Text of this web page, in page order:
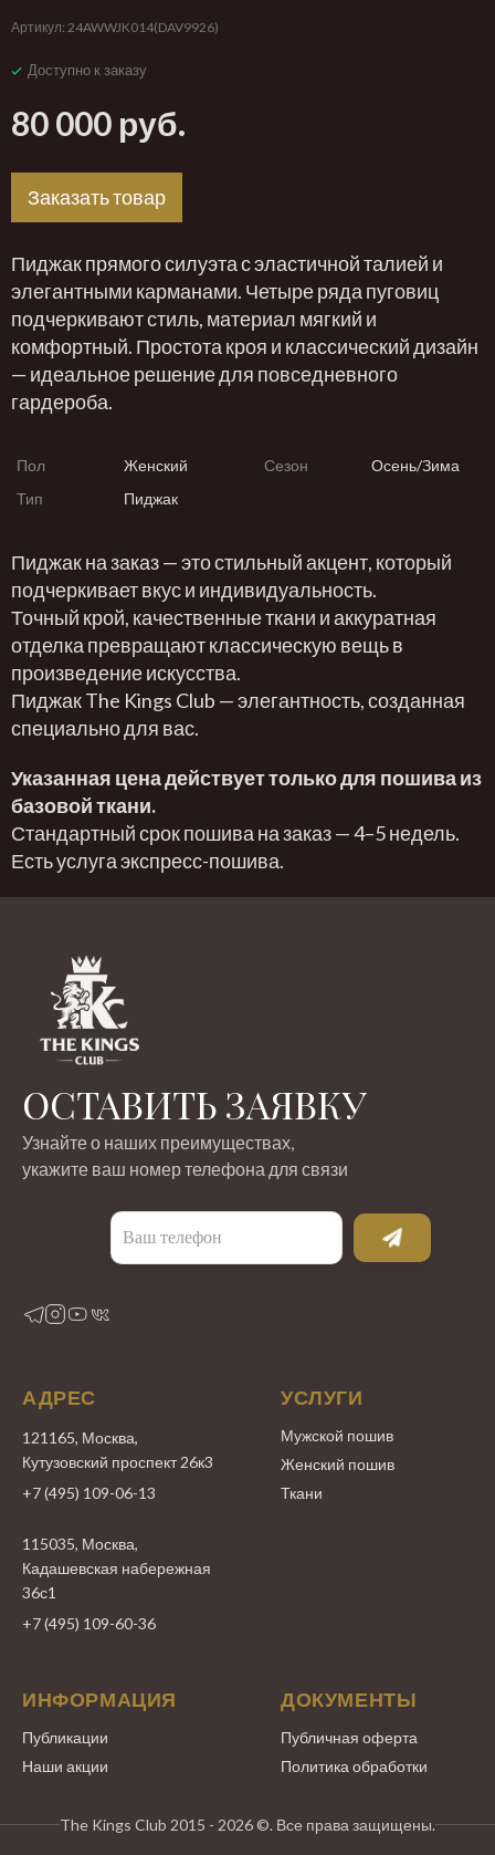
Артикул: 24AWWJK014(DAV9926)
Доступно к заказу
80 000 руб.
Заказать товар
Пиджак прямого силуэта с эластичной талией и
элегантными карманами. Четыре ряда пуговиц
подчеркивают стиль, материал мягкий и
комфортный. Простота кроя и классический дизайн
— идеальное решение для повседневного
гардероба.
Пол Женский Сезон
Осень/Зима
Тип
Пиджак
Пиджак на заказ — это стильный акцент, который
подчеркивает вкус и индивидуальность.
Точный крой, качественные ткани и аккуратная
отделка превращают классическую вещь в
произведение искусства.
Пиджак The Kings Club — элегантность, созданная
специально для вас.
Указанная цена действует только для пошива из
базовой ткани.
Стандартный срок пошива на заказ — 4–5 недель.
Есть услуга экспресс-пошива.
ОСТАВИТЬ ЗАЯВКУ
Узнайте о наших преимуществах,
укажите ваш номер телефона для связи
АДРЕС
121165, Москва,
Кутузовский проспект 26к3
+7 (495) 109-06-13
115035, Москва,
Кадашевская набережная
36с1
+7 (495) 109-60-36
УСЛУГИ
Мужской пошив
Женский пошив
Ткани
ИНФОРМАЦИЯ
Публикации
Наши акции
ДОКУМЕНТЫ
Публичная оферта
Политика обработки
The Kings Club 2015 - 2026 ©. Все права защищены.